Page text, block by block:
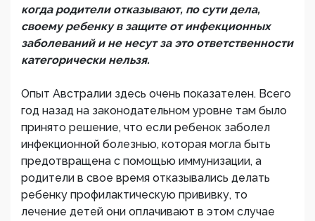
когда родители отказывают, по сути дела,
своему ребенку в защите от инфекционных
заболеваний и не несут за это ответственности
категорически нельзя.
Опыт Австралии здесь очень показателен. Всего
год назад на законодательном уровне там было
принято решение, что если ребенок заболел
инфекционной болезнью, которая могла быть
предотвращена с помощью иммунизации, а
родители в свое время отказывались делать
ребенку профилактическую прививку, то
лечение детей они оплачивают в этом случае